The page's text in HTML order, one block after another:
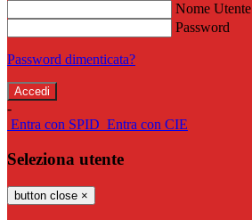
Nome Utente
Password
Password dimenticata?
-
Entra con SPID Entra con CIE
Seleziona utente
button close ×